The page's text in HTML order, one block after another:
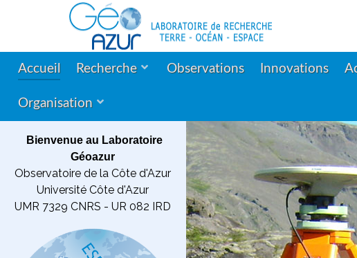
Accueil Recherche Observations Innovations
Organisation
Bienvenue au Laboratoire
Géoazur
Observatoire de la Côte d'Azur
Université Côte d'Azur
UMR 7329 CNRS - UR 082 IRD